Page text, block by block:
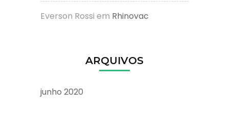
Everson Rossi em Rhinovac
ARQUIVOS
junho 2020